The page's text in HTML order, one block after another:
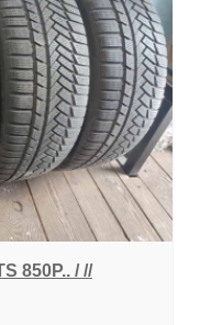
850Р.. / //